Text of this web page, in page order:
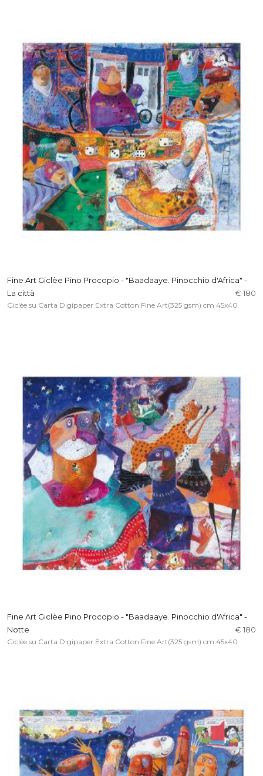
Fine Art Giclèe Pino Procopio - "Baadaaye. Pinocchio d'Africa" -
La città
€ 180
Giclèe su Carta Digipaper Extra Cotton Fine Art(325 gsm) cm 45x40
Fine Art Giclèe Pino Procopio - "Baadaaye. Pinocchio d'Africa" -
Notte
€ 180
Giclèe su Carta Digipaper Extra Cotton Fine Art(325 gsm) cm 45x40